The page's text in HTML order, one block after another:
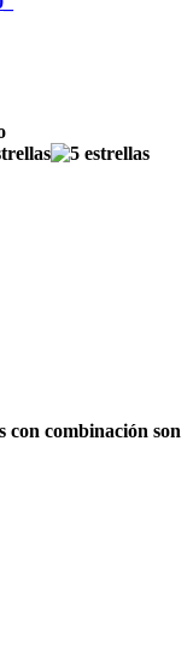
con combinación son